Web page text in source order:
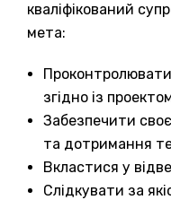
кваліфікований
мета:
Проконтролювати
згідно із
Забезпечити
та дотримання
Вкластися у
Слідкувати за